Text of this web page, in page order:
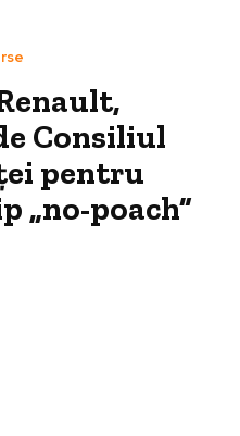
Consiliul
pentru
„no-poach”